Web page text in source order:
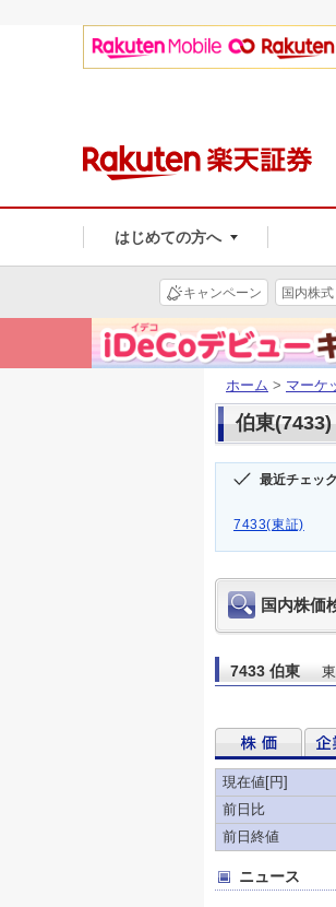
はじめての方へ
キャンペーン 国内株式
ホーム > マーケ
伯東
最近チェッ
7433(東証)